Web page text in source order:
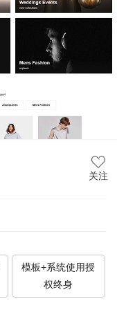
关注
模板+系统使用授
权终身